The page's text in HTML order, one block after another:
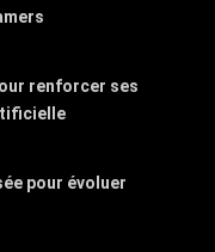
renforcer ses
pour évoluer